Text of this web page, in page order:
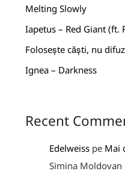
Melting Slowly
Iapetus – Red Giant (ft.
Folosește căști, nu
Ignea – Darkness
Recent
Edelweiss pe Mai
Simina Moldovan